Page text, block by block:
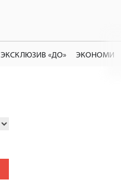
ЭКСКЛЮЗИВ «ДО»